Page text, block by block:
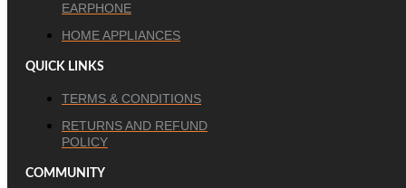
EARPHONE
HOME APPLIANCES
QUICK LINKS
TERMS & CONDITIONS
RETURNS AND REFUND
POLICY
COMMUNITY